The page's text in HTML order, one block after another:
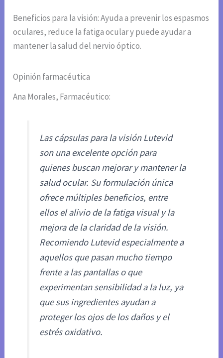
Beneficios para la visión: Ayuda a prevenir los espasmos
oculares, reduce la fatiga ocular y puede ayudar a
mantener la salud del nervio óptico.
Opinión farmacéutica
Ana Morales, Farmacéutico:
Las cápsulas para la visión Lutevid
son una excelente opción para
quienes buscan mejorar y mantener la
salud ocular. Su formulación única
ofrece múltiples beneficios, entre
ellos el alivio de la fatiga visual y la
mejora de la claridad de la visión.
Recomiendo Lutevid especialmente a
aquellos que pasan mucho tiempo
frente a las pantallas o que
experimentan sensibilidad a la luz, ya
que sus ingredientes ayudan a
proteger los ojos de los daños y el
estrés oxidativo.